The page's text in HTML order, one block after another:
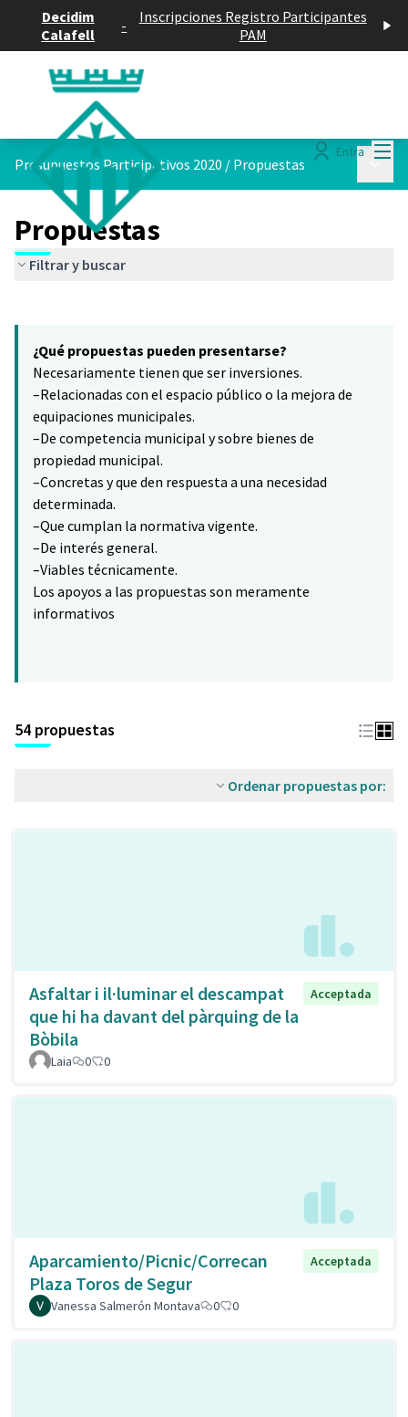
Decidim
Calafell
-
Inscripciones Registro Participantes
PAM
Entra
Presupuestos Participativos 2020 / Propuestas
Propuestas
Filtrar y buscar
−
¿Qué propuestas pueden presentarse?
Necesariamente tienen que ser inversiones.
–Relacionadas con el espacio público o la mejora de
equipaciones municipales.
–De competencia municipal y sobre bienes de
propiedad municipal.
–Concretas y que den respuesta a una necesidad
determinada.
–Que cumplan la normativa vigente.
–De interés general.
–Viables técnicamente.
Los apoyos a las propuestas son meramente
informativos
54 propuestas
Ordenar propuestas por:
Asfaltar i il·luminar el descampat
que hi ha davant del pàrquing de la
Bòbila
Acceptada
Laia 0 0
Aparcamiento/Picnic/Correcan
Plaza Toros de Segur
Acceptada
Vanessa Salmerón Montava 0 0